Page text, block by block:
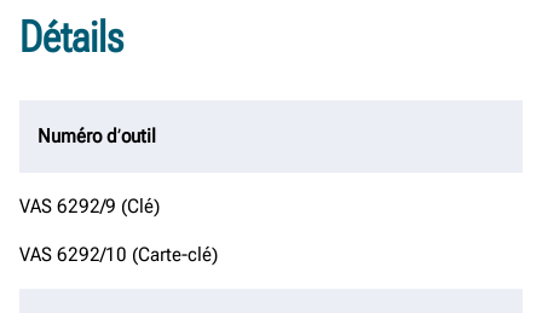
Détails
Numéro d’outil
VAS 6292/9 (Clé)
VAS 6292/10 (Carte-clé)